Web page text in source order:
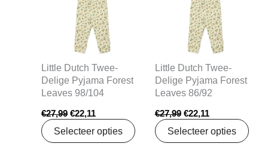
Little Dutch Twee-
Delige Pyjama Forest
Leaves 98/104
€27,99 €22,11
Selecteer opties
Little Dutch Twee-
Delige Pyjama Forest
Leaves 86/92
€27,99 €22,11
Selecteer opties